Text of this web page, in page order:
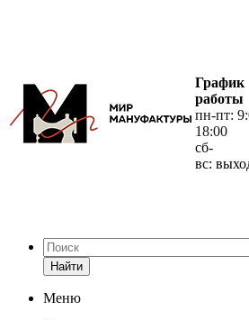
График
работы
пн-пт:
18:00
сб-
вс:
Найти
Меню